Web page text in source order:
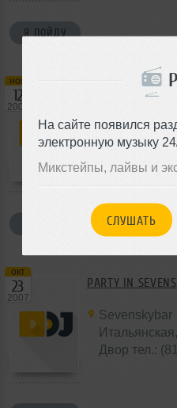
На сайте появился
электронную музыку
Микстейпы, лайвы и
СЛУШАТЬ
Я ПОЙДУ
ноя
12
2007
PARTY IN
Sevenskybar
Двор тел.:
окт
23
2007
PARTY IN
Sevenskybar
Двор тел.: